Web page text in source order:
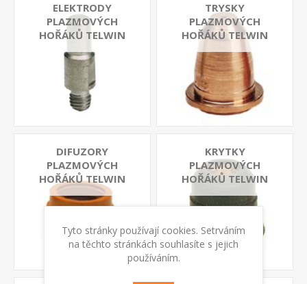
ELEKTRODY
PLAZMOVÝCH
HOŘÁKŮ TELWIN
TRYSKY
PLAZMOVÝCH
HOŘÁKŮ TELWIN
DIFUZORY
PLAZMOVÝCH
HOŘÁKŮ TELWIN
KRYTKY
PLAZMOVÝCH
HOŘÁKŮ TELWIN
Tyto stránky používají cookies. Setrváním
na těchto stránkách souhlasíte s jejich
používáním.